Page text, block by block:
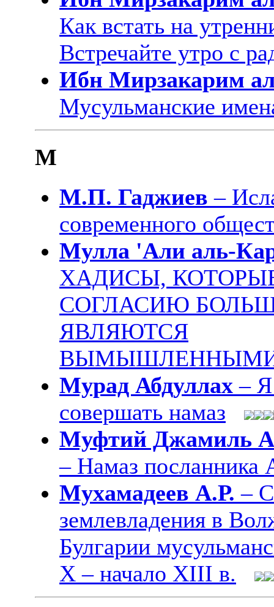
Как встать на
Встречайте утро с
Ибн Мирзакарим
Мусульманские
М
М.П. Гаджиев –
современного
Мулла 'Али аль-
ХАДИСЫ,
СОГЛАСИЮ
ЯВЛЯЮТСЯ
Мурад Абдуллах –
совершать намаз
Муфтий Джамиль
– Намаз посланника
Мухамадеев А.Р.–
землевладения в
Булгарии
Х – начало XIII в.